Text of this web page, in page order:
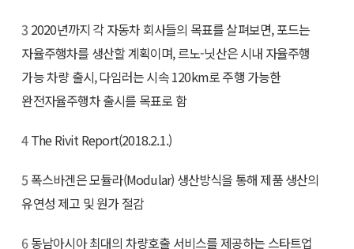
3 2020년까지 각 자동차 회사들의 목표를 살펴보면, 포드는
자율주행차를 생산할 계획이며, 르노-닛산은 시내 자율주행
가능 차량 출시, 다임러는 시속 120km로 주행 가능한
완전자율주행차 출시를 목표로 함
4The Rivit Report(2018.2.1.)
5폭스바겐은 모듈라(Modular) 생산방식을 통해 제품 생산의
유연성 제고 및 원가 절감
6동남아시아 최대의 차량호출 서비스를 제공하는 스타트업